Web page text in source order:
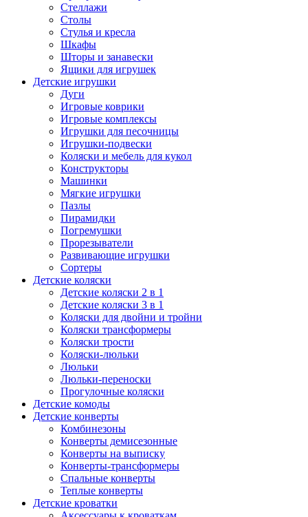
Стеллажи
Столы
Стулья и кресла
Шкафы
Шторы и занавески
Ящики для игрушек
Детские игрушки
Дуги
Игровые коврики
Игровые комплексы
Игрушки для песочницы
Игрушки-подвески
Коляски и мебель для кукол
Конструкторы
Машинки
Мягкие игрушки
Пазлы
Пирамидки
Погремушки
Прорезыватели
Развивающие игрушки
Сортеры
Детские коляски
Детские коляски 2 в 1
Детские коляски 3 в 1
Коляски для двойни и тройни
Коляски трансформеры
Коляски трости
Коляски-люльки
Люльки
Люльки-переноски
Прогулочные коляски
Детские комоды
Детские конверты
Комбинезоны
Конверты демисезонные
Конверты на выписку
Конверты-трансформеры
Спальные конверты
Теплые конверты
Детские кроватки